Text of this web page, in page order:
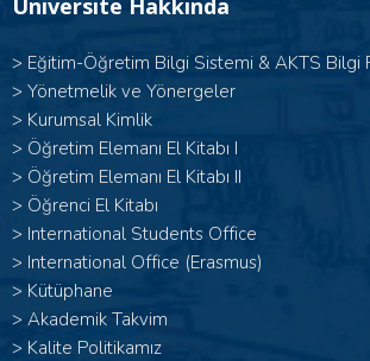
Üniversite Hakkında
> Eğitim-Öğretim Bilgi Sistemi & AKTS Bilgi
> Yönetmelik ve Yönergeler
> Kurumsal Kimlik
> Öğretim Elemanı El Kitabı I
> Öğretim Elemanı El Kitabı II
> Öğrenci El Kitabı
> International Students Office
> International Office (Erasmus)
> Kütüphane
> Akademik Takvim
> Kalite Politikamız